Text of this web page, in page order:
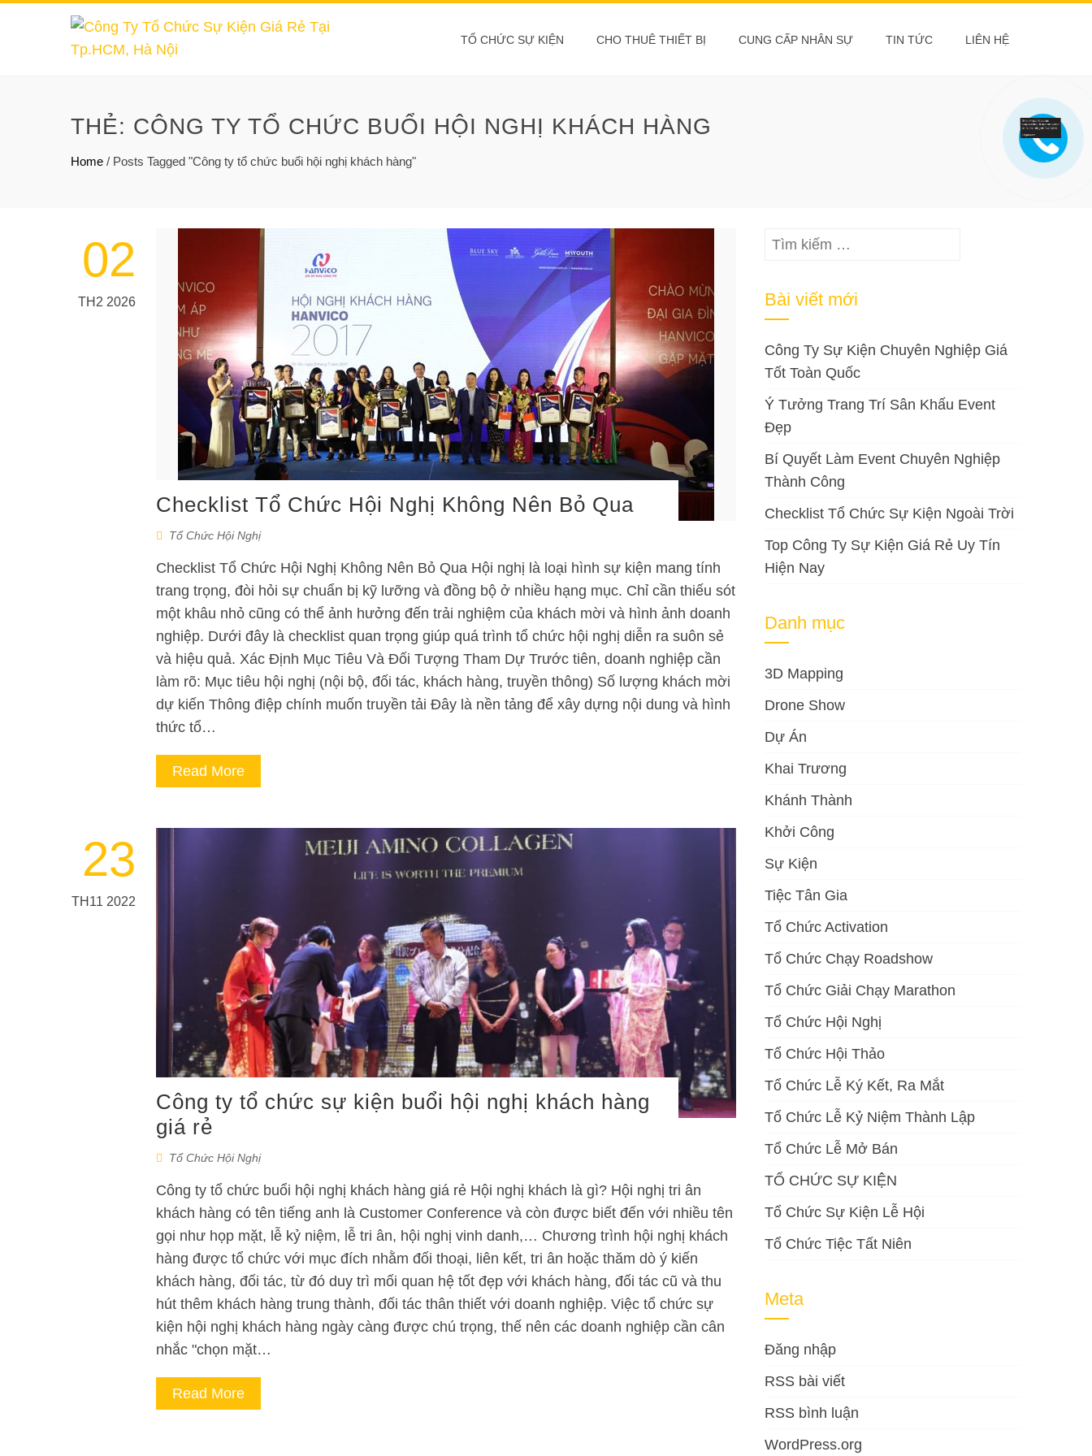
TỔ CHỨC SỰ KIỆN CHO THUÊ THIẾT BỊ CUNG CẤP NHÂN SỰ TIN TỨC LIÊN HỆ
THẺ: CÔNG TY TỔ CHỨC BUỔI HỘI NGHỊ KHÁCH HÀNG
Home / Posts Tagged "Công ty tổ chức buổi hội nghị khách hàng"
02
TH2 2026
Checklist Tổ Chức Hội Nghị Không Nên Bỏ Qua
Tổ Chức Hội Nghị
Checklist Tổ Chức Hội Nghị Không Nên Bỏ Qua Hội nghị là loại hình sự kiện mang tính
trang trọng, đòi hỏi sự chuẩn bị kỹ lưỡng và đồng bộ ở nhiều hạng mục. Chỉ cần thiếu sót
một khâu nhỏ cũng có thể ảnh hưởng đến trải nghiệm của khách mời và hình ảnh doanh
nghiệp. Dưới đây là checklist quan trọng giúp quá trình tổ chức hội nghị diễn ra suôn sẻ
và hiệu quả. Xác Định Mục Tiêu Và Đối Tượng Tham Dự Trước tiên, doanh nghiệp cần
làm rõ: Mục tiêu hội nghị (nội bộ, đối tác, khách hàng, truyền thông) Số lượng khách mời
dự kiến Thông điệp chính muốn truyền tải Đây là nền tảng để xây dựng nội dung và hình
thức tổ…
Read More
23
TH11 2022
Công ty tổ chức sự kiện buổi hội nghị khách hàng
giá rẻ
Tổ Chức Hội Nghị
Công ty tổ chức buổi hội nghị khách hàng giá rẻ Hội nghị khách là gì? Hội nghị tri ân
khách hàng có tên tiếng anh là Customer Conference và còn được biết đến với nhiều tên
gọi như họp mặt, lễ kỷ niệm, lễ tri ân, hội nghị vinh danh,… Chương trình hội nghị khách
hàng được tổ chức với mục đích nhằm đối thoại, liên kết, tri ân hoặc thăm dò ý kiến
khách hàng, đối tác, từ đó duy trì mối quan hệ tốt đẹp với khách hàng, đối tác cũ và thu
hút thêm khách hàng trung thành, đối tác thân thiết với doanh nghiệp. Việc tổ chức sự
kiện hội nghị khách hàng ngày càng được chú trọng, thế nên các doanh nghiệp cần cân
nhắc "chọn mặt…
Read More
Tìm
Bài viết mới
Công Ty Sự Kiện Chuyên Nghiệp Giá
Tốt Toàn Quốc
Ý Tưởng Trang Trí Sân Khấu Event
Đẹp
Bí Quyết Làm Event Chuyên Nghiệp
Thành Công
Checklist Tổ Chức Sự Kiện Ngoài Trời
Top Công Ty Sự Kiện Giá Rẻ Uy Tín
Hiện Nay
Danh mục
3D Mapping
Drone Show
Dự Án
Khai Trương
Khánh Thành
Khởi Công
Sự Kiện
Tiệc Tân Gia
Tổ Chức Activation
Tổ Chức Chạy Roadshow
Tổ Chức Giải Chạy Marathon
Tổ Chức Hội Nghị
Tổ Chức Hội Thảo
Tổ Chức Lễ Ký Kết, Ra Mắt
Tổ Chức Lễ Kỷ Niệm Thành Lập
Tổ Chức Lễ Mở Bán
TỔ CHỨC SỰ KIỆN
Tổ Chức Sự Kiện Lễ Hội
Tổ Chức Tiệc Tất Niên
Meta
Đăng nhập
RSS bài viết
RSS bình luận
WordPress.org